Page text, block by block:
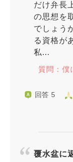
だけ弁長
の思想を
でしょう
る資格が
私...
質問：僕
回答 5
覆水盆に